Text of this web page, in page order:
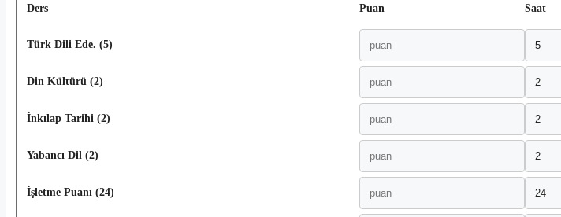
Ders Puan Saat
Türk Dili Ede. (5)
Din Kültürü (2)
İnkılap Tarihi (2)
Yabancı Dil (2)
İşletme Puanı (24)